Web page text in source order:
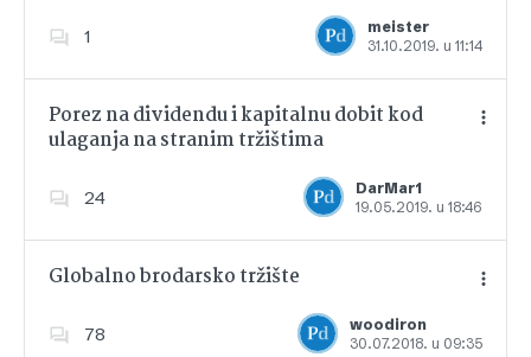
1
meister
31.10.2019. u 11:14
Dodajte u favorite
Porez na dividendu i kapitalnu dobit kod
ulaganja na stranim tržištima
24
DarMar1
19.05.2019. u 18:46
Dodajte u favorite
Globalno brodarsko tržište
78
woodiron
30.07.2018. u 09:35
Dodajte u favorite